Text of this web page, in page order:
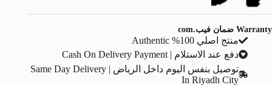
Warranty ضمان فيب.com
منتج اصلي 100% Authentic
دفع عند الاستلام | Cash On Delivery Payment
توصيل بنفس اليوم داخل الرياض | Same Day Delivery
In Riyadh City